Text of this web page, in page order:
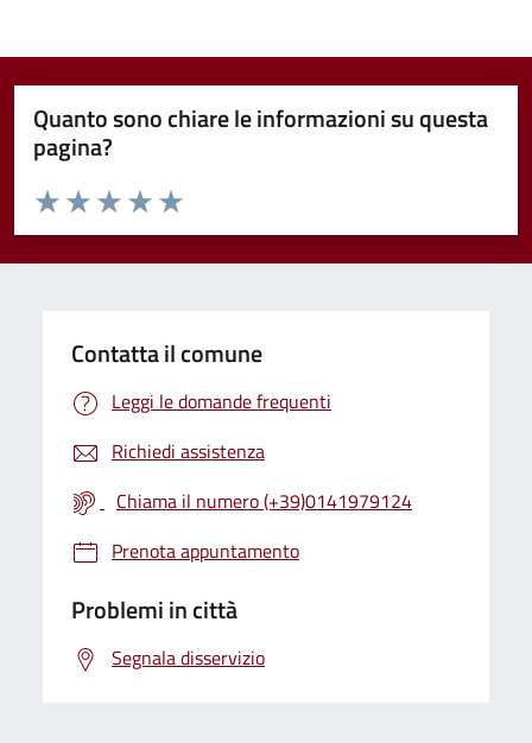
Quanto sono chiare le informazioni su questa
pagina?
Valuta da 1 a 5 stelle la pagina
Valuta 5 stelle su 5
Valuta 4 stelle su 5
Valuta 3 stelle su 5
Valuta 2 stelle su 5
Valuta 1 stelle su 5
Contatta il comune
Leggi le domande frequenti
Richiedi assistenza
Chiama il numero (+39)0141979124
Prenota appuntamento
Problemi in città
Segnala disservizio